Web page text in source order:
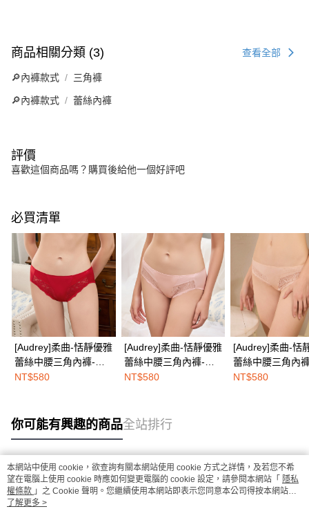
商品相關分類 (3) 查看全部
🔎內褲款式 三角褲
🔎內褲款式 蕾絲內褲
評價
喜歡這個商品嗎？購買後給他一個好評吧
必買清單
[Audrey]柔曲-恬靜優雅
蕾絲中腰三角內褲-玫
瑰紅
NT$580
[Audrey]柔曲-恬靜優雅
蕾絲中腰三角內褲-蜜
桃粉
NT$580
[Audrey]柔曲-恬
蕾絲中腰三角內
奶茶
NT$580
你可能有興趣的商品全站排行
熱門標籤
本網站中使用 cookie，欲查詢有關本網站使用 cookie 方式之詳情，及若您不希
望在電腦上使用 cookie 時應如何變更電腦的 cookie 設定，請參閱本網站「 隱私
權條款 」之 Cookie 聲明。您繼續使用本網站即表示您同意本公司得按本網站使
用條款之 Cookie 聲明使用 cookie。
了解更多 >